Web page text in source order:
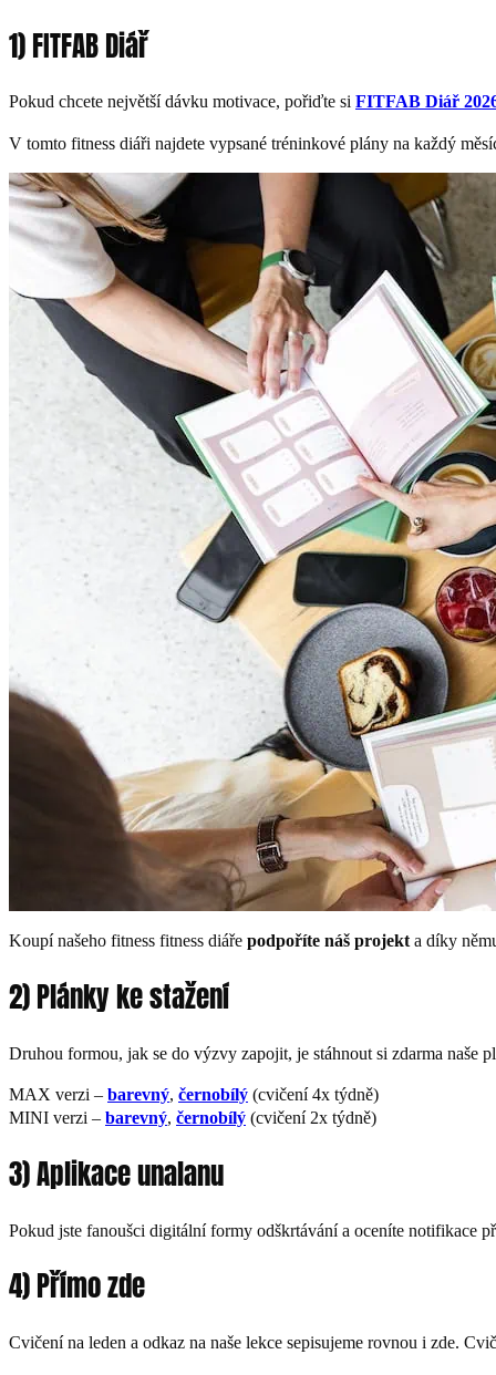
1) FITFAB Diář
Pokud chcete největší dávku motivace, pořiďte si FITFAB Diář
V tomto fitness diáři najdete vypsané tréninkové plány na každý
Koupí našeho fitness fitness diáře podpoříte náš projekt a díky
2) Plánky ke stažení
Druhou formou, jak se do výzvy zapojit, je stáhnout si zdarma naše
MAX verzi – barevný, černobílý (cvičení 4x týdně)
MINI verzi – barevný, černobílý (cvičení 2x týdně)
3) Aplikace unalanu
Pokud jste fanoušci digitální formy odškrtávání a oceníte notifikace
4) Přímo zde
Cvičení na leden a odkaz na naše lekce sepisujeme rovnou i zde.